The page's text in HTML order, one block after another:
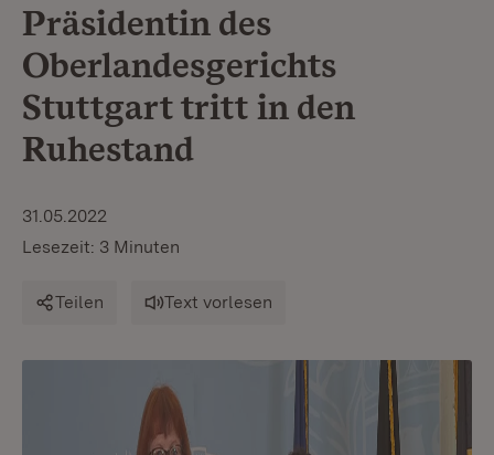
Präsidentin des
Oberlandesgerichts
Stuttgart tritt in den
Ruhestand
31.05.2022
Lesezeit: 3 Minuten
Teilen Text vorlesen